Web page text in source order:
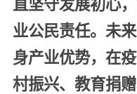
直坚守发展初心
业公民责任。未
身产业优势，在
村振兴、教育捐